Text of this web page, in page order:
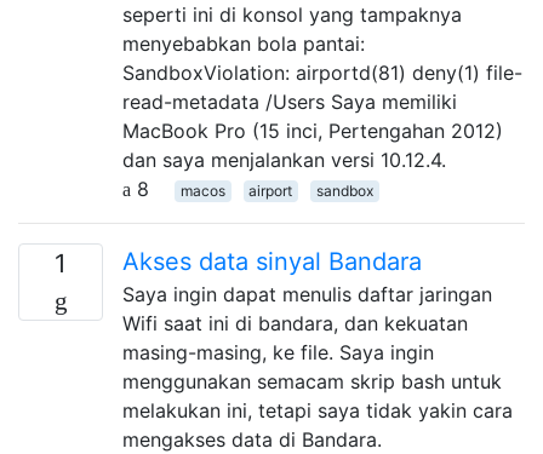
seperti ini di konsol yang tampaknya
menyebabkan bola pantai:
SandboxViolation: airportd(81) deny(1) file-
read-metadata /Users Saya memiliki
MacBook Pro (15 inci, Pertengahan 2012)
dan saya menjalankan versi 10.12.4.
8
macos airport sandbox
1 Akses data sinyal Bandara
Saya ingin dapat menulis daftar jaringan
Wifi saat ini di bandara, dan kekuatan
masing-masing, ke file. Saya ingin
menggunakan semacam skrip bash untuk
melakukan ini, tetapi saya tidak yakin cara
mengakses data di Bandara.